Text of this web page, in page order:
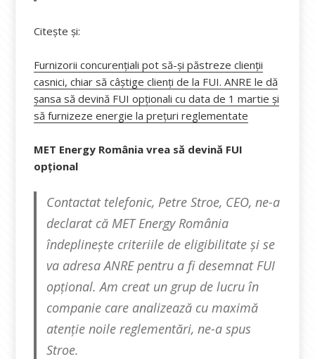
Citește și:
Furnizorii concurențiali pot să-și păstreze clienții
casnici, chiar să câștige clienți de la FUI. ANRE le dă
șansa să devină FUI opționali cu data de 1 martie și
să furnizeze energie la prețuri reglementate
MET Energy România vrea să devină FUI
opțional
Contactat telefonic, Petre Stroe, CEO, ne-a
declarat că MET Energy România
îndeplinește criteriile de eligibilitate și se
va adresa ANRE pentru a fi desemnat FUI
opțional. Am creat un grup de lucru în
companie care analizează cu maximă
atenție noile reglementări, ne-a spus
Stroe.